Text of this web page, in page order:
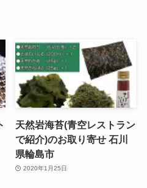
天然岩海苔(青空レストラン
で紹介)のお取り寄せ 石川
県輪島市
2020年1月25日